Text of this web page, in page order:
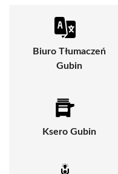
Biuro Tłumaczeń
Gubin
Ksero Gubin